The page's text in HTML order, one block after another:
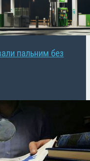
пальним без